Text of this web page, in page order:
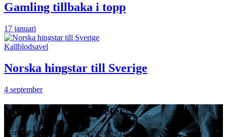
Gamling tillbaka i topp
17 januari
Kallblodsavel
Norska hingstar till Sverige
4 september
Missa inga travnyheter!
Prenumerera gratis på Sulkysports nyhetsbrev